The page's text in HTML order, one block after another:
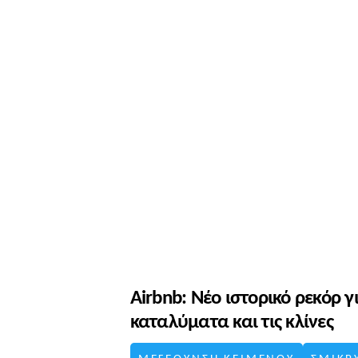
Airbnb: Νέο ιστορικό ρεκόρ
καταλύματα και τις κλίνες